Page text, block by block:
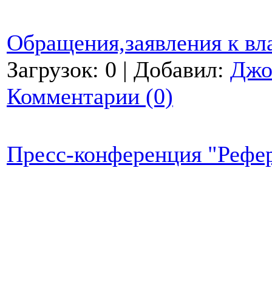
Обращения,заявления к
Загрузок: 0 | Добавил:
Комментарии (0)
Пресс-конференция